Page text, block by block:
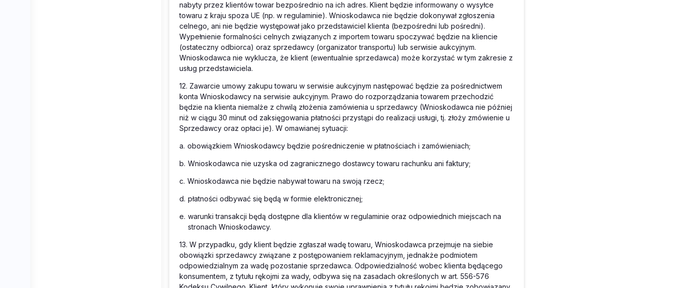
nabyty przez klientów towar bezpośrednio na ich adres. Klient będzie informowany o wysyłce
towaru z kraju spoza UE (np. w regulaminie). Wnioskodawca nie będzie dokonywał zgłoszenia
celnego, ani nie będzie występował jako przedstawiciel klienta (bezpośredni lub pośredni).
Wypełnienie formalności celnych związanych z importem towaru spoczywać będzie na kliencie
(ostateczny odbiorca) oraz sprzedawcy (organizator transportu) lub serwisie aukcyjnym.
Wnioskodawca nie wyklucza, że klient (ewentualnie sprzedawca) może korzystać w tym zakresie z
usług przedstawiciela.
12. Zawarcie umowy zakupu towaru w serwisie aukcyjnym następować będzie za pośrednictwem
konta Wnioskodawcy na serwisie aukcyjnym. Prawo do rozporządzania towarem przechodzić
będzie na klienta niemalże z chwilą złożenia zamówienia u sprzedawcy (Wnioskodawca nie później
niż w ciągu 30 minut od zaksięgowania płatności przystąpi do realizacji usługi, tj. złoży zmówienie u
Sprzedawcy oraz opłaci je). W omawianej sytuacji:
a. obowiązkiem Wnioskodawcy będzie pośredniczenie w płatnościach i zamówieniach;
b. Wnioskodawca nie uzyska od zagranicznego dostawcy towaru rachunku ani faktury;
c. Wnioskodawca nie będzie nabywał towaru na swoją rzecz;
d. płatności odbywać się będą w formie elektronicznej;
e. warunki transakcji będą dostępne dla klientów w regulaminie oraz odpowiednich miejscach na
stronach Wnioskodawcy.
13. W przypadku, gdy klient będzie zgłaszał wadę towaru, Wnioskodawca przejmuje na siebie
obowiązki sprzedawcy związane z postępowaniem reklamacyjnym, jednakże podmiotem
odpowiedzialnym za wadę pozostanie sprzedawca. Odpowiedzialność wobec klienta będącego
konsumentem, z tytułu rękojmi za wady, odbywa się na zasadach określonych w art. 556-576